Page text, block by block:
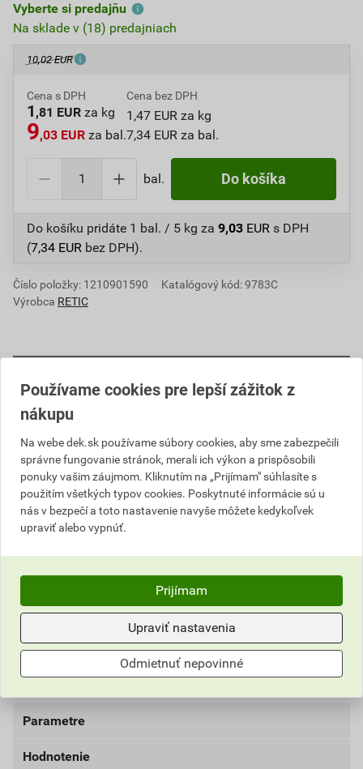
Vyberte si predajňu
Na sklade v (18) predajniach
10,02 EUR
Cena s DPH
1 ,81 EUR za kg
9,03 EUR za bal.
Cena bez DPH
1,47 EUR za kg
7,34 EUR za bal.
bal. Do košíka
Do košíku pridáte 1 bal. / 5 kg za 9,03 EUR s DPH
(7,34 EUR bez DPH).
Číslo položky: 1210901590
Katalógový kód: 9783C
Výrobca RETIC
Aktuálna predajná cena po zľave 10% z cenníkovej
7,34 EUR
bez DPH za bal.
9,03 EUR
s DPH za bal.
Najnižšia predajná cena v období 30 dní pred
poskytnutím zľavy
7,34 EUR
bez DPH za bal.
9,03 EUR
s DPH za bal.
Aktuálna predajná porovnávacia cena po zľave 10% z
bez DPH za kg s DPH za kg
Parametre
balenie
Hodnotenie
Používame cookies pre lepší zážitok z
nákupu
Na webe dek.sk používame súbory cookies, aby sme zabezpečili
správne fungovanie stránok, merali ich výkon a prispôsobili
ponuky vašim záujmom. Kliknutím na „Prijímam" súhlasíte s
použitím všetkých typov cookies. Poskytnuté informácie sú u
nás v bezpečí a toto nastavenie navyše môžete kedykoľvek
upraviť alebo vypnúť.
Prijímam
Upraviť nastavenia
Odmietnuť nepovinné